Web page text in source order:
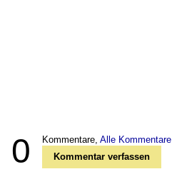
0 Kommentare, Alle Kommentare
Kommentar verfassen